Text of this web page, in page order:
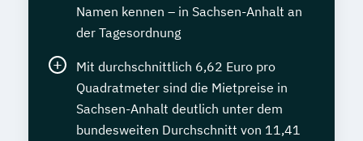
Namen kennen – in Sachsen-Anhalt an
der Tagesordnung
Mit durchschnittlich 6,62 Euro pro
Quadratmeter sind die Mietpreise in
Sachsen-Anhalt deutlich unter dem
bundesweiten Durchschnitt von 11,41